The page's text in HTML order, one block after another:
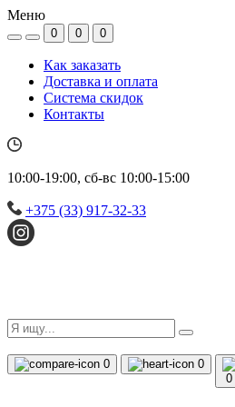
Меню
0 0 0
Как заказать
Доставка и оплата
Система скидок
Контакты
10:00-19:00, сб-вс 10:00-15:00
+375 (33) 917-32-33
0
0
0